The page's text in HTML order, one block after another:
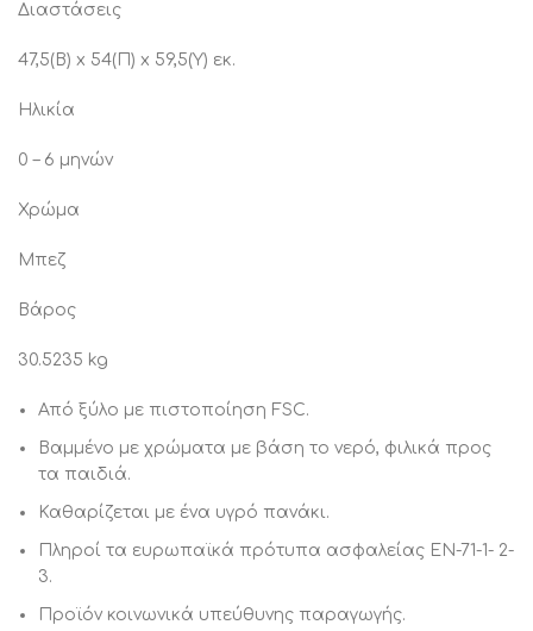
Διαστάσεις
47,5(Β) x 54(Π) x 59,5(Υ) εκ.
Ηλικία
0 – 6 μηνών
Χρώμα
Μπεζ
Βάρος
30.5235 kg
Από ξύλο με πιστοποίηση FSC.
Βαμμένο με χρώματα με βάση το νερό, φιλικά προς
τα παιδιά.
Καθαρίζεται με ένα υγρό πανάκι.
Πληροί τα ευρωπαϊκά πρότυπα ασφαλείας EN-71-1- 2-
3.
Προϊόν κοινωνικά υπεύθυνης παραγωγής.